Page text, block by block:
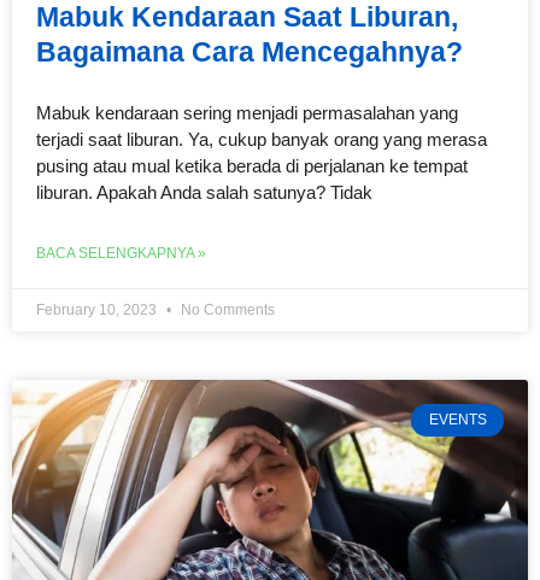
Mabuk Kendaraan Saat Liburan,
Bagaimana Cara Mencegahnya?
Mabuk kendaraan sering menjadi permasalahan yang
terjadi saat liburan. Ya, cukup banyak orang yang merasa
pusing atau mual ketika berada di perjalanan ke tempat
liburan. Apakah Anda salah satunya? Tidak
BACA SELENGKAPNYA »
February 10, 2023 No Comments
EVENTS